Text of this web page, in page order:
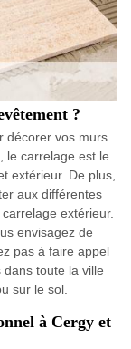
?
décorer vos murs
le carrelage est le
extérieur. De plus,
aux différentes
extérieur.
envisagez de
pas à faire appel
toute la ville
sur le sol.
à Cergy et